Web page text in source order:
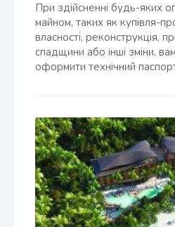
При здійсненні будь-яких
майном, таких як купівля-
власності, реконструкція,
спадщини або інші зміни,
оформити технічний